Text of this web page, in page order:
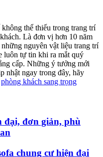
thể thiếu trong trang trí
Là đơn vị hơn 10 năm
nguyên vật liệu trang trí
luôn tự tin khi ra mắt quý
cấp. Những ý tưởng mới
nhật ngay trong đây, hãy
phòng khách sang trọng
đại, đơn giản, phù
chung cư hiện đại